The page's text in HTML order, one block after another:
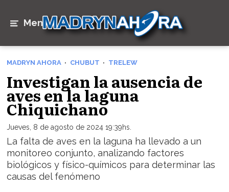
Menú
MADRYN AHORA CHUBUT TRELEW
Investigan la ausencia de
aves en la laguna
Chiquichano
Jueves, 8 de agosto de 2024 19:39hs.
La falta de aves en la laguna ha llevado a un
monitoreo conjunto, analizando factores
biológicos y físico-químicos para determinar las
causas del fenómeno